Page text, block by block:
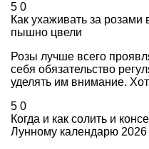
5 0
Как ухаживать за розами
пышно цвели
Розы лучше всего
себя обязательство
уделять им внимание.
5 0
Когда и как солить и
Лунному календарю 2026